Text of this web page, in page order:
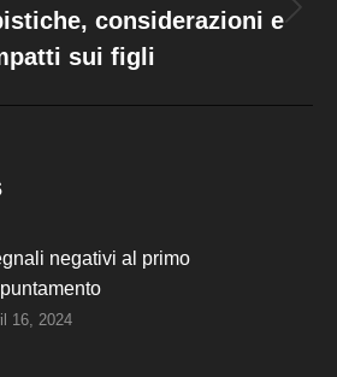
Publicación
siguiente:
considerazioni e
sui figli
negativi al primo
16, 2024